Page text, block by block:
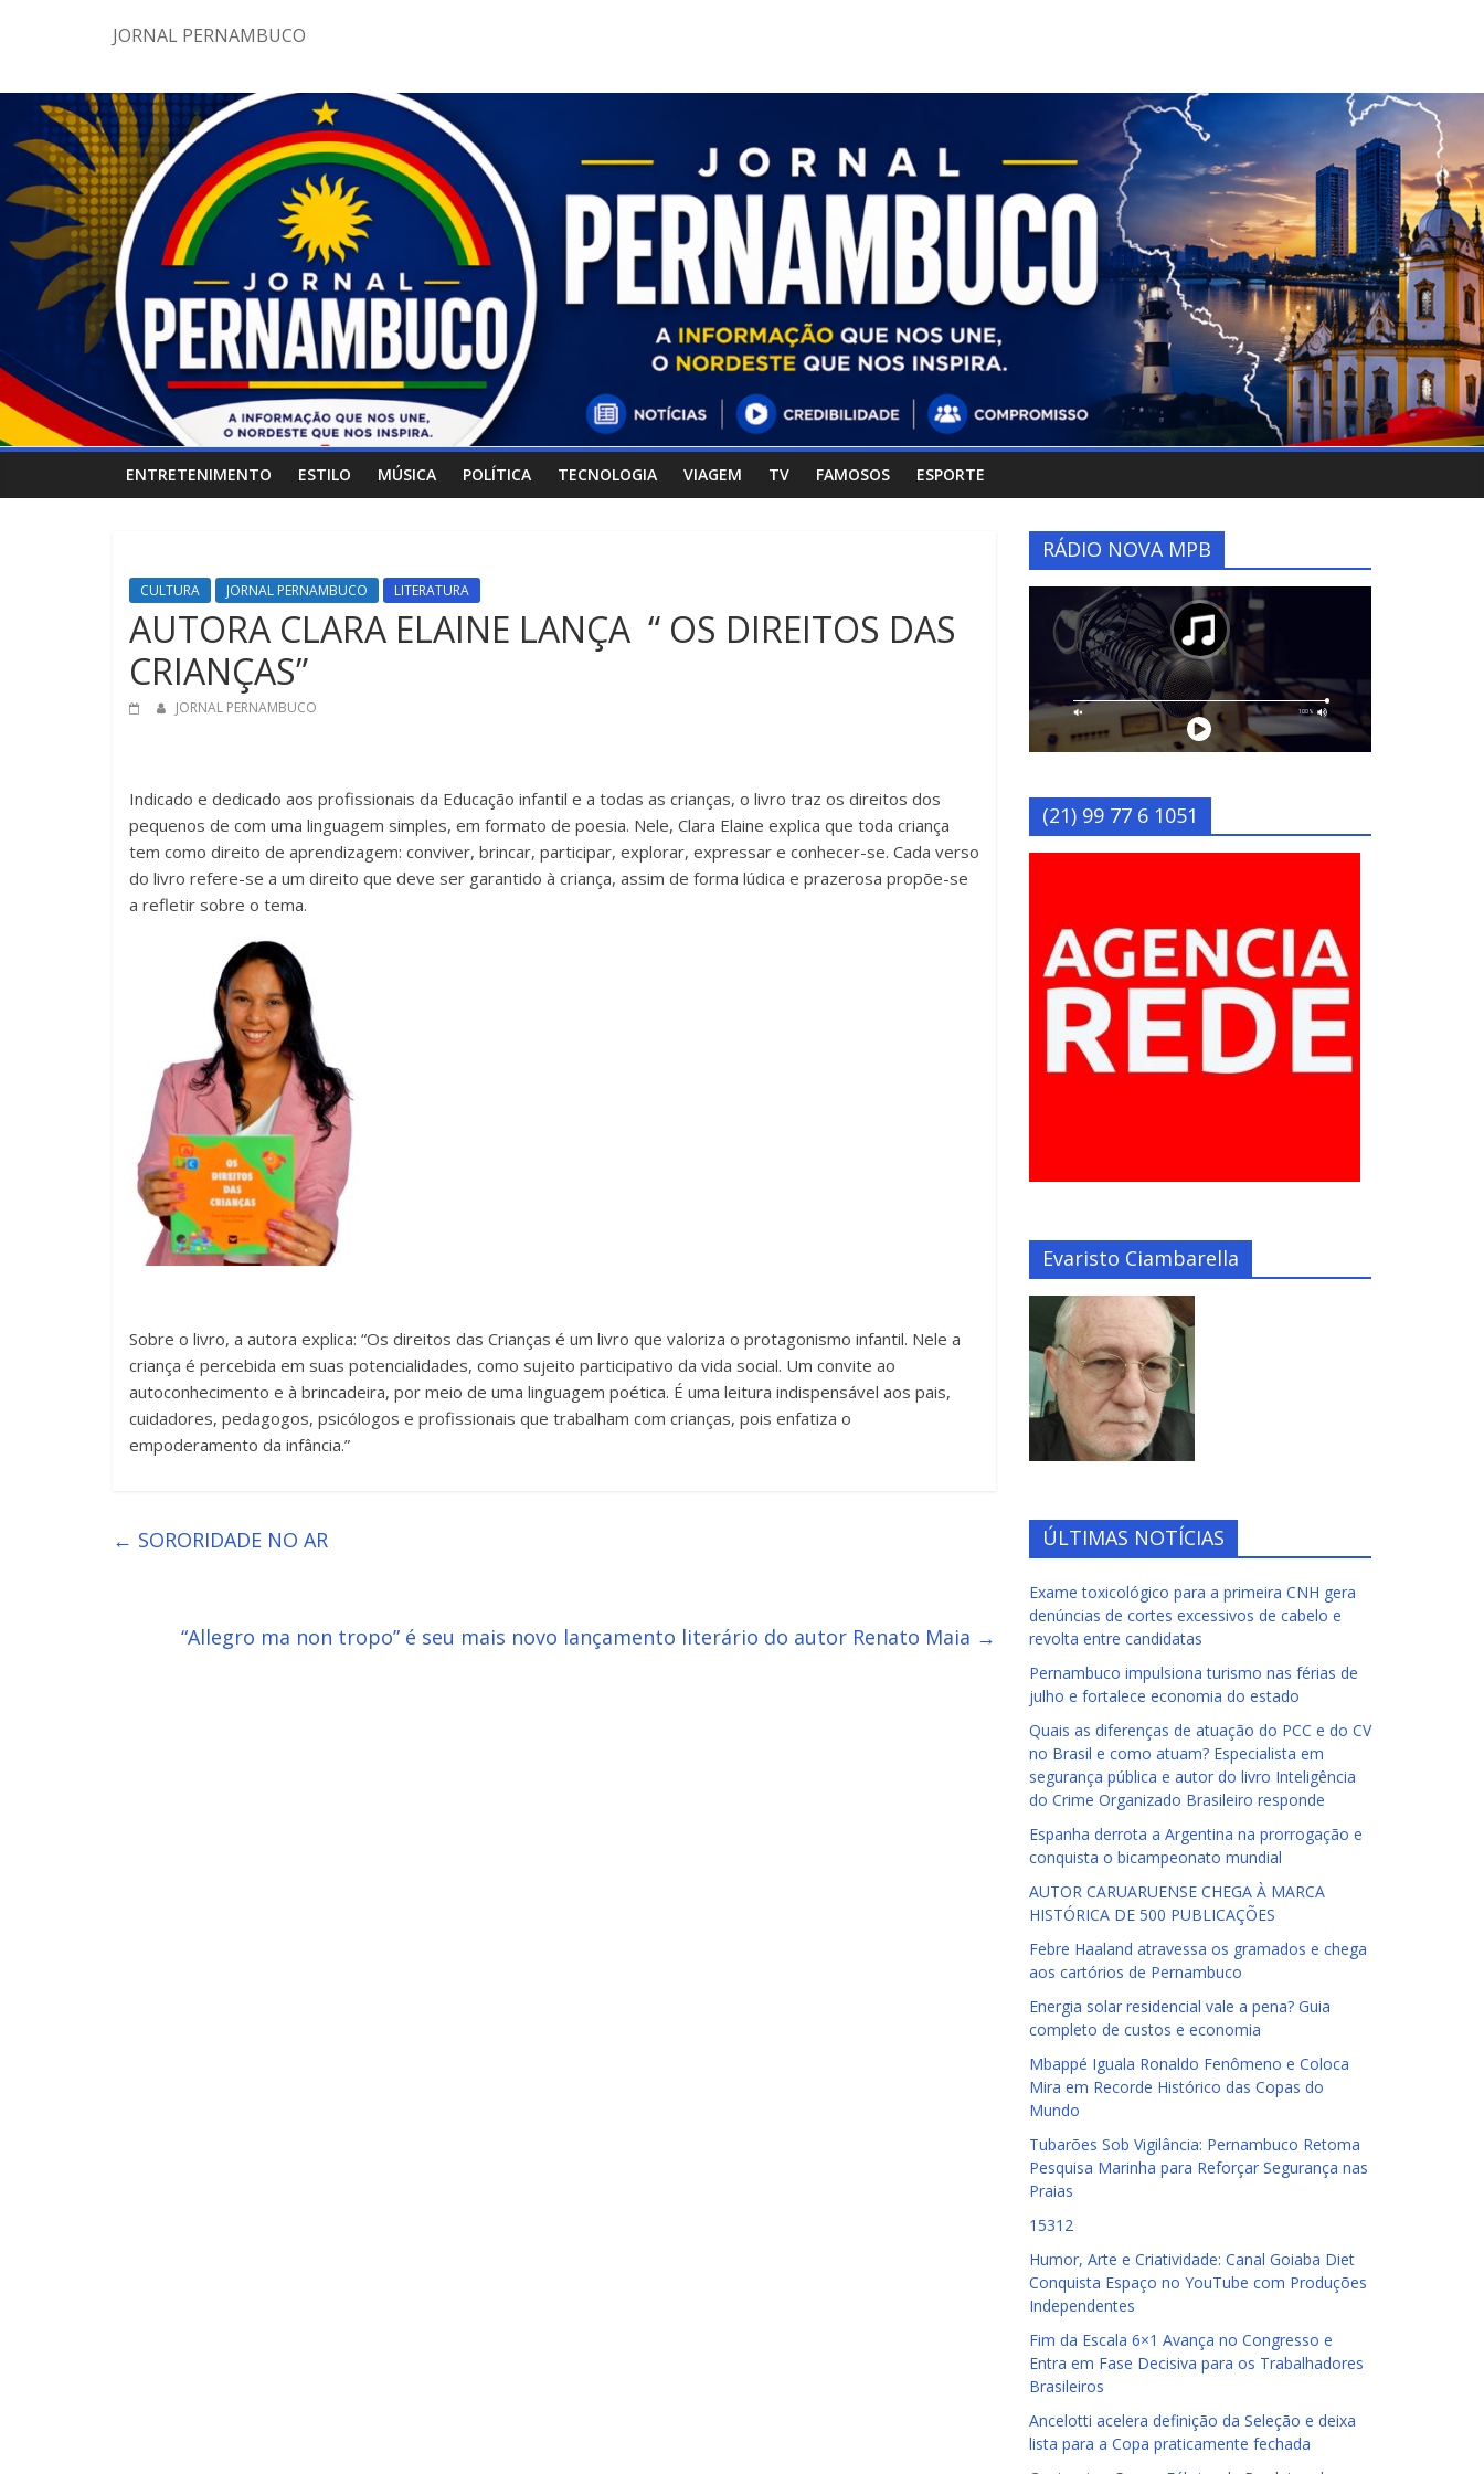
conteúdo
JORNAL PERNAMBUCO
ENTRETENIMENTO ESTILO MÚSICA POLÍTICA TECNOLOGIA VIAGEM TV FAMOSOS ESPORTE
CULTURA JORNAL PERNAMBUCO LITERATURA
AUTORA CLARA ELAINE LANÇA “ OS DIREITOS DAS
CRIANÇAS”
JORNAL PERNAMBUCO
Indicado e dedicado aos profissionais da Educação infantil e a todas as crianças, o livro traz os direitos dos
pequenos de com uma linguagem simples, em formato de poesia. Nele, Clara Elaine explica que toda criança
tem como direito de aprendizagem: conviver, brincar, participar, explorar, expressar e conhecer-se. Cada verso
do livro refere-se a um direito que deve ser garantido à criança, assim de forma lúdica e prazerosa propõe-se
a refletir sobre o tema.
Sobre o livro, a autora explica: “Os direitos das Crianças é um livro que valoriza o protagonismo infantil. Nele a
criança é percebida em suas potencialidades, como sujeito participativo da vida social. Um convite ao
autoconhecimento e à brincadeira, por meio de uma linguagem poética. É uma leitura indispensável aos pais,
cuidadores, pedagogos, psicólogos e profissionais que trabalham com crianças, pois enfatiza o
empoderamento da infância.”
← SORORIDADE NO AR
“Allegro ma non tropo” é seu mais novo lançamento literário do autor Renato Maia →
RÁDIO NOVA MPB
(21) 99 77 6 1051
Evaristo Ciambarella
ÚLTIMAS NOTÍCIAS
Exame toxicológico para a primeira CNH gera
denúncias de cortes excessivos de cabelo e
revolta entre candidatas
Pernambuco impulsiona turismo nas férias de
julho e fortalece economia do estado
Quais as diferenças de atuação do PCC e do CV
no Brasil e como atuam? Especialista em
segurança pública e autor do livro Inteligência
do Crime Organizado Brasileiro responde
Espanha derrota a Argentina na prorrogação e
conquista o bicampeonato mundial
AUTOR CARUARUENSE CHEGA À MARCA
HISTÓRICA DE 500 PUBLICAÇÕES
Febre Haaland atravessa os gramados e chega
aos cartórios de Pernambuco
Energia solar residencial vale a pena? Guia
completo de custos e economia
Mbappé Iguala Ronaldo Fenômeno e Coloca
Mira em Recorde Histórico das Copas do
Mundo
Tubarões Sob Vigilância: Pernambuco Retoma
Pesquisa Marinha para Reforçar Segurança nas
Praias
15312
Humor, Arte e Criatividade: Canal Goiaba Diet
Conquista Espaço no YouTube com Produções
Independentes
Fim da Escala 6×1 Avança no Congresso e
Entra em Fase Decisiva para os Trabalhadores
Brasileiros
Ancelotti acelera definição da Seleção e deixa
lista para a Copa praticamente fechada